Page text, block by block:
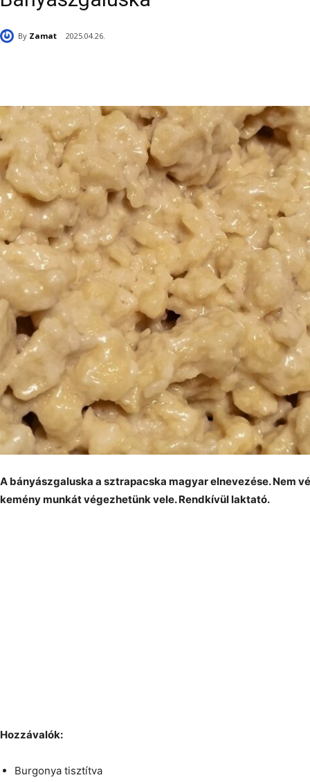
By Zamat 2025.04.26.
A bányászgaluska a sztrapacska magyar elnevezése. Nem
kemény munkát végezhetünk vele. Rendkívül laktató.
Hozzávalók:
Burgonya tisztítva